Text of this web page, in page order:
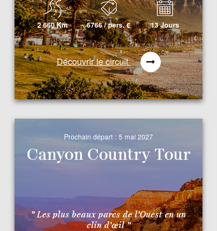
2 660 Km 6766 / pers.€ 13 Jours
Découvrir le circuit
Prochain départ : 5 mai 2027
Canyon Country Tour
" Les plus beaux parcs de l'Ouest en un
clin d'œil "